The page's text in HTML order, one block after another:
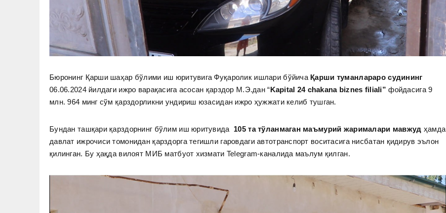
Бюронинг Қарши шаҳар бўлими иш юритувига Фуқаролик ишлари бўйича Қарши туманлараро судининг
06.06.2024 йилдаги ижро варақасига асосан қарздор М.Э.дан “Kapital 24 chakana biznes filiali” фойдасига 9
млн. 964 минг сўм қарздорликни ундириш юзасидан ижро ҳужжати келиб тушган.
Бундан ташқари қарздорнинг бўлим иш юритувида 105 та тўланмаган маъмурий жарималари мавжуд ҳамда
давлат ижрочиси томонидан қарздорга тегишли гаровдаги автотранспорт воситасига нисбатан қидирув эълон
қилинган. Бу ҳақда вилоят МИБ матбуот хизмати Telegram-каналида маълум қилган.